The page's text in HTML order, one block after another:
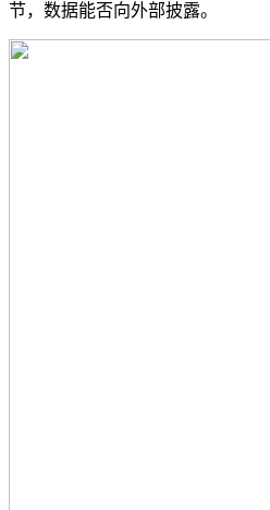
节，数据能否向外部披露。